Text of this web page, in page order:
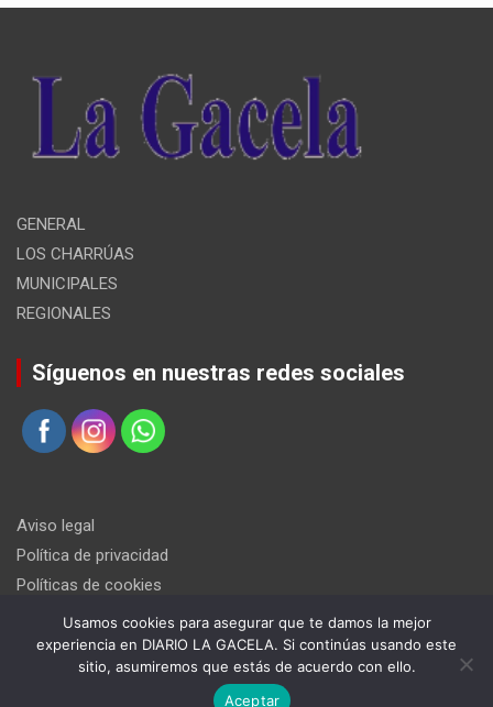
GENERAL
LOS CHARRÚAS
MUNICIPALES
REGIONALES
Síguenos en nuestras redes sociales
Aviso legal
Política de privacidad
Políticas de cookies
Usamos cookies para asegurar que te damos la mejor
experiencia en DIARIO LA GACELA. Si continúas usando este
sitio, asumiremos que estás de acuerdo con ello.
Aceptar